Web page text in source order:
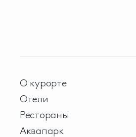
О курорте
Отели
Рестораны
Аквапарк